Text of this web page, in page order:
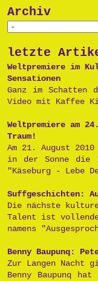
Archiv
letzte
Weltpremiere im
Sensationen
Ganz im Schatten
Video mit Kaffee
Weltpremiere am
Traum!
Am 21. August
in der Sonne die
"Käseburg - Lebe
Suffgeschichten:
Die nächste
Talent ist
namens
Benny Baupunq:
Zur Langen Nacht
Benny Baupunq